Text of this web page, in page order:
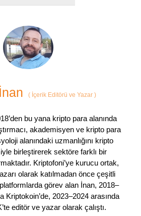
( İçerik Editörü ve Yazar )
bu yana kripto para alanında
akademisyen ve kripto para
alanındaki uzmanlığını kripto
birleştirerek sektöre farklı bir
Kriptofoni’ye kurucu ortak,
olarak katılmadan önce çeşitli
görev alan İnan, 2018–
Kriptokoin’de, 2023–2024 arasında
editör ve yazar olarak çalıştı.